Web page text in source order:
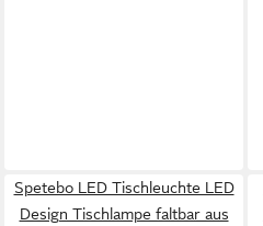
Spetebo LED Tischleuchte LED
Design Tischlampe faltbar aus